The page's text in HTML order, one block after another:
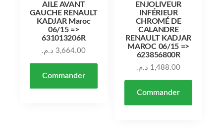
AILE AVANT
GAUCHE RENAULT
KADJAR Maroc
06/15 =>
631013206R
3,664.00 د.م.
Commander
ENJOLIVEUR
INFÉRIEUR
CHROMÉ DE
CALANDRE
RENAULT KADJAR
MAROC 06/15 =>
623856800R
1,488.00 د.م.
Commander